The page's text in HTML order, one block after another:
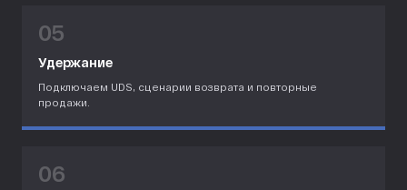
05
Удержание
Подключаем UDS, сценарии возврата и повторные
продажи.
06